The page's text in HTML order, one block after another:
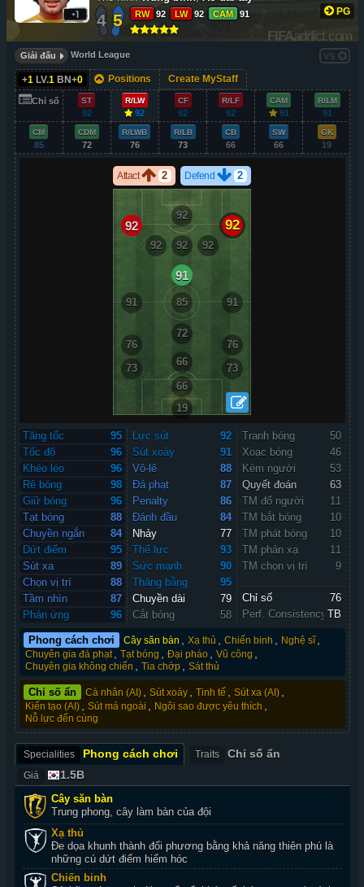
4 5 RW 92 LW 92 CAM 91 PG
FIFAaddict.com
Giải đấu World League VS
+1 LV.1 BN+0 Positions Create MyStaff
Chỉ số ST
92
R/LW
92
CF
92
R/LF
92
CAM
91
R/LM
91
CM
85
CDM
72
R/LWB
76
R/LB
73
CB
66
SW
66
GK
19
Attact 2 Defend 2
92
92 92
92 92
92
91
91 91
85
72
76
76
73
66
73
66
19
Tăng tốc
95
Tốc độ
96
Khéo léo
96
Rê bóng
98
Giữ bóng
96
Tạt bóng
88
Chuyền ngắn
84
Dứt điểm
95
Sút xa
89
Chọn vị trí
88
Tầm nhìn
87
Phản ứng
96
Lực sút
92
Sút xoáy
91
Vô-lê
88
Đá phạt
87
Penalty
86
Đánh đầu
84
Nhảy
77
Thể lực
93
Sức mạnh
90
Thăng bằng
95
Chuyền dài
79
Cắt bóng
58
Tranh bóng
50
Xoạc bóng
46
Kèm người
53
Quyết đoán
63
TM đổ người
11
TM bắt bóng
10
TM phát bóng
10
TM phản xạ
11
TM chọn vị trí
9
Chỉ số
76
Perf. Consistency TB
Phong cách chơi Cây săn bàn Xạ thủ Chiến binh Nghệ sĩ
Chuyên gia đá phạt Tạt bóng Đại pháo Vũ công
Chuyên gia không chiến Tia chớp Sát thủ
Chỉ số ẩn Cá nhân (AI) Sút xoáy Tinh tế Sút xa (AI)
Kiến tạo (AI) Sút má ngoài Ngôi sao được yêu thích
Nỗ lực đến cùng
Specialities Phong cách chơi Traits Chỉ số ẩn
Giá 1.5B
Cây săn bàn
Trung phong, cây làm bàn của đội
Xạ thủ
Đe dọa khunh thành đối phương bằng khả năng thiên phú là
những cú dứt điểm hiểm hóc
Chiến binh